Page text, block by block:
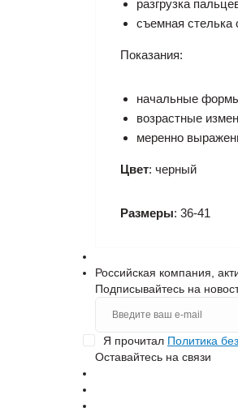
разгрузка
съемная стелька
Показания:
начальные
возрастные
меренно
Цвет: черный
Размеры: 36-41
Российская компания,
Подписывайтесь на
Я прочитал Политика
Оставайтесь на связи